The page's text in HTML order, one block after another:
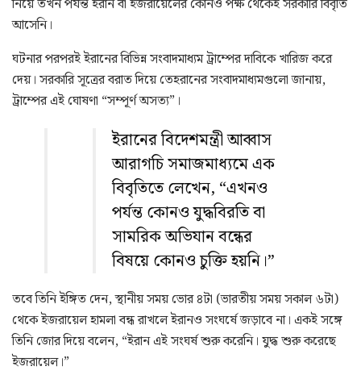
নিয়ে তখন পর্যন্ত ইরান বা ইজরায়েলের কোনও পক্ষ থেকেই সরকারি বিবৃতি
আসেনি।
ঘটনার পরপরই ইরানের বিভিন্ন সংবাদমাধ্যম ট্রাম্পের দাবিকে খারিজ করে
দেয়। সরকারি সূত্রের বরাত দিয়ে তেহরানের সংবাদমাধ্যমগুলো জানায়,
ট্রাম্পের এই ঘোষণা “সম্পূর্ণ অসত্য”।
ইরানের বিদেশমন্ত্রী আব্বাস
আরাগচি সমাজমাধ্যমে এক
বিবৃতিতে লেখেন, “এখনও
পর্যন্ত কোনও যুদ্ধবিরতি বা
সামরিক অভিযান বন্ধের
বিষয়ে কোনও চুক্তি হয়নি।”
তবে তিনি ইঙ্গিত দেন, স্থানীয় সময় ভোর ৪টা (ভারতীয় সময় সকাল ৬টা)
থেকে ইজরায়েল হামলা বন্ধ রাখলে ইরানও সংঘর্ষে জড়াবে না। একই সঙ্গে
তিনি জোর দিয়ে বলেন, “ইরান এই সংঘর্ষ শুরু করেনি। যুদ্ধ শুরু করেছে
ইজরায়েল।”